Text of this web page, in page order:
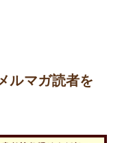
ルマガ読者を